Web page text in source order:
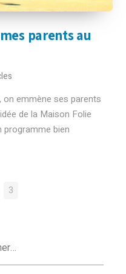
parents au
emmène ses parents
de la Maison Folie
programme bien
3